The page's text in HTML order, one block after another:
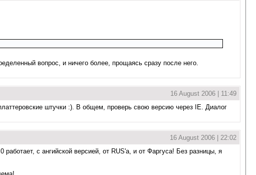
вопрос, и ничего более, прощаясь сразу после него.
16 August 2006 | 11:49
штучки :). В общем, проверь свою версию через IE. Диалог
16 August 2006 | 22:02
с ангийской версией, от RUS'а, и от Фаргуса! Без разницы, я